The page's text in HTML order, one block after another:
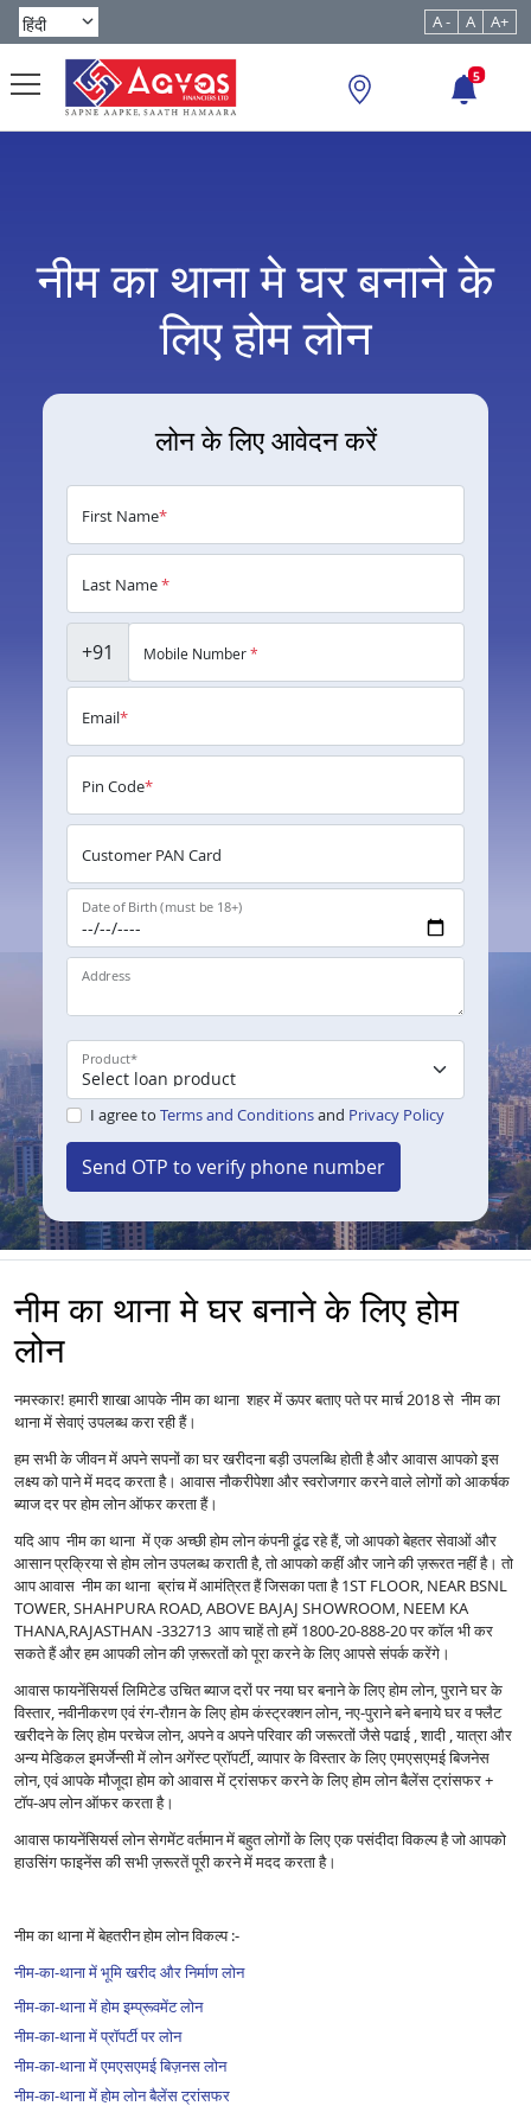
A - A A+
5
नीम का थाना मे घर बनाने के
लिए होम लोन
लोन के लिए आवेदन करें
First Name*
Last Name*
+91 Mobile Number*
Email*
Pin Code*
Customer PAN Card
Date of Birth (must be 18+)
Address
Product*
I agree to Terms and Conditionsand Privacy Policy
Send OTP to verify phone number
नीम का थाना मे घर बनाने के लिए होम
लोन
नमस्कार! हमारी शाखा आपके नीम का थाना शहर में ऊपर बताए पते पर मार्च 2018 से नीम का
थाना में सेवाएं उपलब्ध करा रही हैं।
हम सभी के जीवन में अपने सपनों का घर खरीदना बड़ी उपलब्धि होती है और आवास आपको इस
लक्ष्य को पाने में मदद करता है। आवास नौकरीपेशा और स्वरोजगार करने वाले लोगों को आकर्षक
ब्याज दर पर होम लोन ऑफर करता हैं।
यदि आप नीम का थाना में एक अच्छी होम लोन कंपनी ढूंढ रहे हैं, जो आपको बेहतर सेवाओं और
आसान प्रक्रिया से होम लोन उपलब्ध कराती है, तो आपको कहीं और जाने की ज़रूरत नहीं है। तो
आप आवास नीम का थाना ब्रांच में आमंत्रित हैं जिसका पता है 1ST FLOOR, NEAR BSNL
TOWER, SHAHPURA ROAD, ABOVE BAJAJ SHOWROOM, NEEM KA
THANA,RAJASTHAN -332713 आप चाहें तो हमें 1800-20-888-20 पर कॉल भी कर
सकते हैं और हम आपकी लोन की ज़रूरतों को पूरा करने के लिए आपसे संपर्क करेंगे।
आवास फायनेंसियर्स लिमिटेड उचित ब्याज दरों पर नया घर बनाने के लिए होम लोन, पुराने घर के
विस्तार, नवीनीकरण एवं रंग-रौग़न के लिए होम कंस्ट्रक्शन लोन, नए-पुराने बने बनाये घर व फ्लैट
खरीदने के लिए होम परचेज लोन, अपने व अपने परिवार की जरूरतों जैसे पढाई , शादी , यात्रा और
अन्य मेडिकल इमर्जेन्सी में लोन अगेंस्ट प्रॉपर्टी, व्यापार के विस्तार के लिए एमएसएमई बिजनेस
लोन, एवं आपके मौजूदा होम को आवास में ट्रांसफर करने के लिए होम लोन बैलेंस ट्रांसफर +
टॉप-अप लोन ऑफर करता है।
आवास फायनेंसियर्स लोन सेगमेंट वर्तमान में बहुत लोगों के लिए एक पसंदीदा विकल्प है जो आपको
हाउसिंग फाइनेंस की सभी ज़रूरतें पूरी करने में मदद करता है।
नीम का थाना में बेहतरीन होम लोन विकल्प :-
नीम-का-थाना में भूमि खरीद और निर्माण लोन
नीम-का-थाना में होम इम्प्रूवमेंट लोन
नीम-का-थाना में प्रॉपर्टी पर लोन
नीम-का-थाना में एमएसएमई बिज़नस लोन
नीम-का-थाना में होम लोन बैलेंस ट्रांसफर